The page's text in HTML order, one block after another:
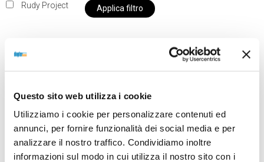
Questo sito web utilizza i cookie
Utilizziamo i cookie per personalizzare contenuti ed
annunci, per fornire funzionalità dei social media e per
analizzare il nostro traffico. Condividiamo inoltre
informazioni sul modo in cui utilizza il nostro sito con i
Rudy Project Applica filtro
nostro negozio non saranno disponibili per la
da OTTICA DIOPTER